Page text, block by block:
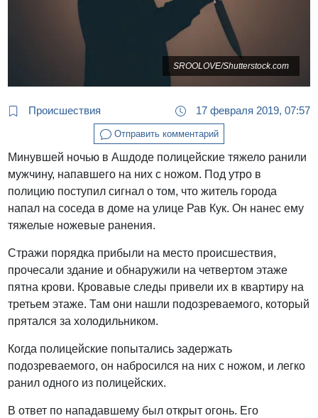
SROOLOVE/Shutterstock.com
Происшествия 17 февраля 2019, 07:57
Отправить комментарий
Минувшей ночью в Ашдоде полицейские тяжело ранили
мужчину, напавшего на них с ножом. Под утро в
полицию поступил сигнал о том, что житель города
напал на соседа в доме на улице Рав Кук. Он нанес ему
тяжелые ножевые ранения.
Стражи порядка прибыли на место происшествия,
прочесали здание и обнаружили на четвертом этаже
пятна крови. Кровавые следы привели их в квартиру на
третьем этаже. Там они нашли подозреваемого, который
прятался за холодильником.
Когда полицейские попытались задержать
подозреваемого, он набросился на них с ножом, и легко
ранил одного из полицейских.
В ответ по нападавшему был открыт огонь. Его